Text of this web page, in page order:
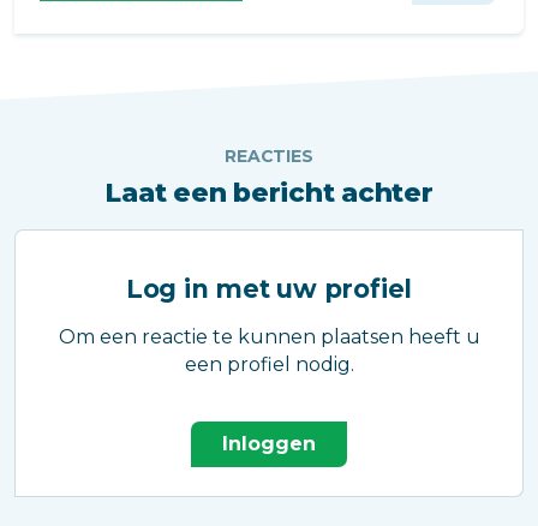
verantwoordelijke aangewezen.
REACTIES
Laat een bericht achter
Log in met uw profiel
Om een reactie te kunnen plaatsen heeft u
een profiel nodig.
Inloggen